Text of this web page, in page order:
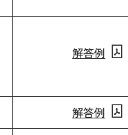
解答例
解答例